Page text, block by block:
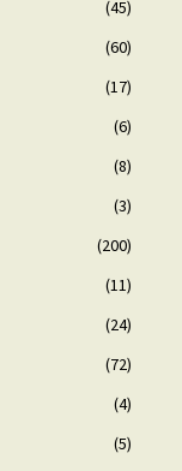
(45)
(60)
(17)
(6)
(8)
(3)
(200)
(11)
(24)
(72)
(4)
(5)